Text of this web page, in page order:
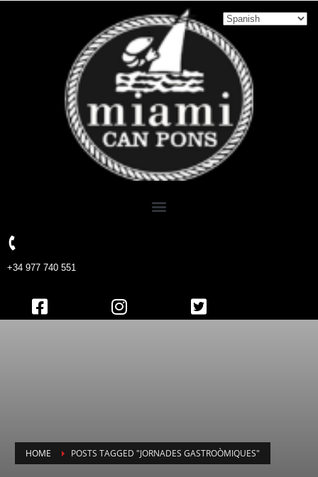
+34 977 740 551
HOME POSTS TAGGED "JORNADES GASTROÒMIQUES"